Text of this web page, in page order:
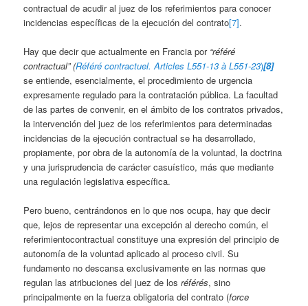
contractual de acudir al juez de los referimientos para conocer
incidencias específicas de la ejecución del contrato[7].
Hay que decir que actualmente en Francia por “référé
contractual” (Référé contractuel. Articles L551-13 à L551-23)[8]
se entiende, esencialmente, el procedimiento de urgencia
expresamente regulado para la contratación pública. La facultad
de las partes de convenir, en el ámbito de los contratos privados,
la intervención del juez de los referimientos para determinadas
incidencias de la ejecución contractual se ha desarrollado,
propiamente, por obra de la autonomía de la voluntad, la doctrina
y una jurisprudencia de carácter casuístico, más que mediante
una regulación legislativa específica.
Pero bueno, centrándonos en lo que nos ocupa, hay que decir
que, lejos de representar una excepción al derecho común, el
referimientocontractual constituye una expresión del principio de
autonomía de la voluntad aplicado al proceso civil. Su
fundamento no descansa exclusivamente en las normas que
regulan las atribuciones del juez de losréférés, sino
principalmente en la fuerza obligatoria del contrato (force